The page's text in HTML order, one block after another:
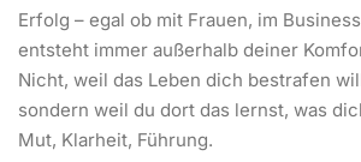
Erfolg – egal ob mit Frauen, im
entsteht immer außerhalb deiner
Nicht, weil das Leben dich bestrafen
sondern weil du dort das lernst, was
Mut, Klarheit, Führung.